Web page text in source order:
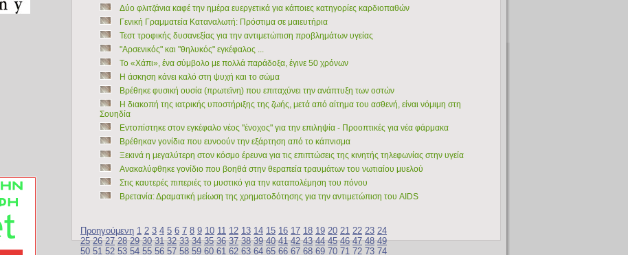
Δύο φλιτζάνια καφέ την ημέρα ευεργετικά για κάποιες κατηγορίες καρδιοπαθών
Γενική Γραμματεία Καταναλωτή: Πρόστιμα σε μαιευτήρια
Τεστ τροφικής δυσανεξίας για την αντιμετώπιση προβλημάτων υγείας
"Αρσενικός" και "θηλυκός" εγκέφαλος ...
Το «Χάπι», ένα σύμβολο με πολλά παράδοξα, έγινε 50 χρόνων
Η άσκηση κάνει καλό στη ψυχή και το σώμα
Βρέθηκε φυσική ουσία (πρωτεϊνη) που επιταχύνει την ανάπτυξη των οστών
Η διακοπή της ιατρικής υποστήριξης της ζωής, μετά από αίτημα του ασθενή, είναι νόμιμη στη
Σουηδία
Εντοπίστηκε στον εγκέφαλο νέος "ένοχος" για την επιληψία - Προοπτικές για νέα φάρμακα
Βρέθηκαν γονίδια που ευνοούν την εξάρτηση από το κάπνισμα
Ξεκινά η μεγαλύτερη στον κόσμο έρευνα για τις επιπτώσεις της κινητής τηλεφωνίας στην υγεία
Ανακαλύφθηκε γονίδιο που βοηθά στην θεραπεία τραυμάτων του νωτιαίου μυελού
Στις καυτερές πιπεριές το μυστικό για την καταπολέμηση του πόνου
Βρετανία: Δραματική μείωση της χρηματοδότησης για την αντιμετώπιση του AIDS
Προηγούμενη 1 2 3 4 5 6 7 8 9 10 11 12 13 14 15 16 17 18 19 20 21 22 23 24
25 26 27 28 29 30 31 32 33 34 35 36 37 38 39 40 41 42 43 44 45 46 47 48 49
50 51 52 53 54 55 56 57 58 59 60 61 62 63 64 65 66 67 68 69 70 71 72 73 74